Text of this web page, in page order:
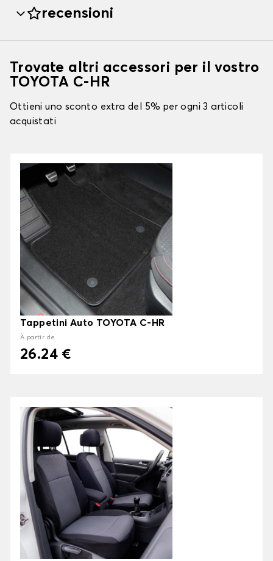
recensioni
Trovate altri accessori per il vostro
TOYOTA C-HR
Ottieni uno sconto extra del 5% per ogni 3 articoli
acquistati
Tappetini Auto TOYOTA C-HR
À partir de
26.24 €